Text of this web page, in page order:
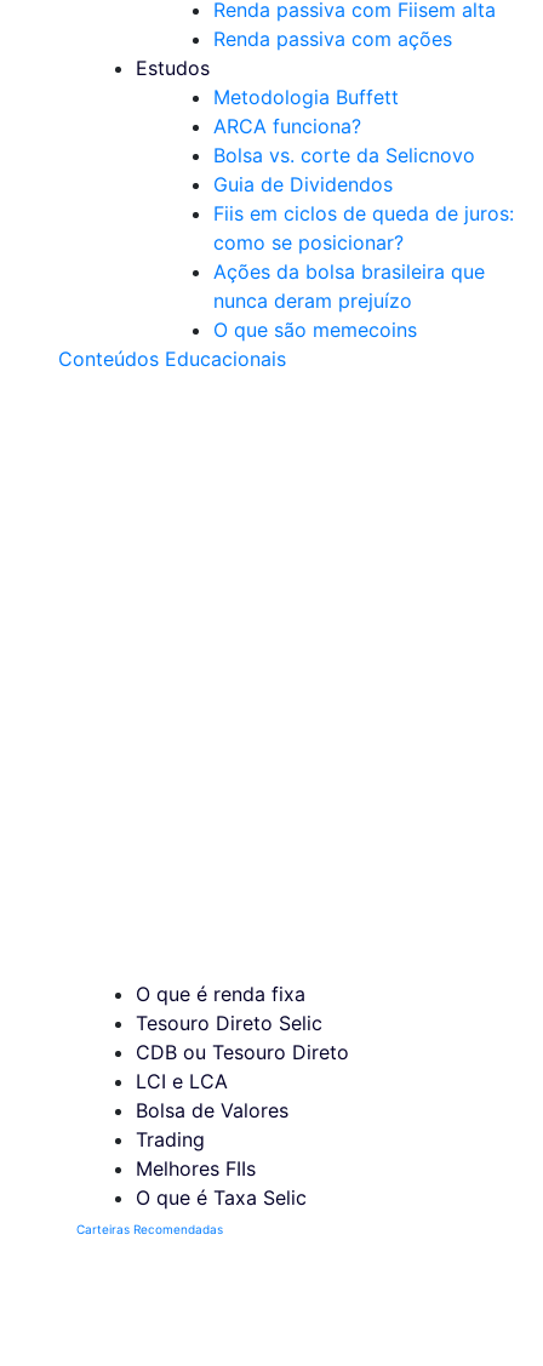
Renda passiva com Fiisem alta
Renda passiva com ações
Estudos
Metodologia Buffett
ARCA funciona?
Bolsa vs. corte da Selicnovo
Guia de Dividendos
Fiis em ciclos de queda de juros:
como se posicionar?
Ações da bolsa brasileira que
nunca deram prejuízo
O que são memecoins
Conteúdos Educacionais
O que é renda fixa
Tesouro Direto Selic
CDB ou Tesouro Direto
LCI e LCA
Bolsa de Valores
Trading
Melhores FIIs
O que é Taxa Selic
Carteiras Recomendadas